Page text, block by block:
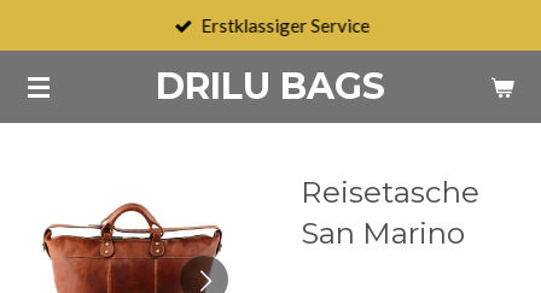
springen
DRILU BAGS
Erstklassiger Service
Reisetasche
San Marino